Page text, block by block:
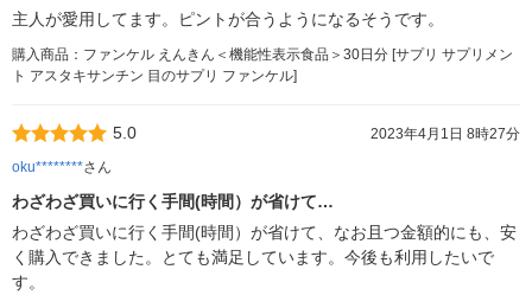
主人が愛用してます。ピントが合うようになるそうです。
購入商品：ファンケル えんきん＜機能性表示食品＞30日分 [サプリ サプリメン
ト アスタキサンチン 目のサプリ ファンケル]
5.0
2023年4月1日 8時27分
oku********さん
わざわざ買いに行く手間(時間）が省けて…
わざわざ買いに行く手間(時間）が省けて、なお且つ金額的にも、安
く購入できました。とても満足しています。今後も利用したいで
す。